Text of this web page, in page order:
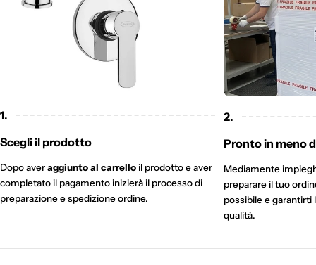
1.
Scegli il prodotto
Dopo averaggiunto al carrello il prodotto e aver
completato il pagamento inizierà il processo di
preparazione e spedizione ordine.
2.
Pronto in meno
Mediamente
preparare il tuo
possibile e garantirti
qualità.